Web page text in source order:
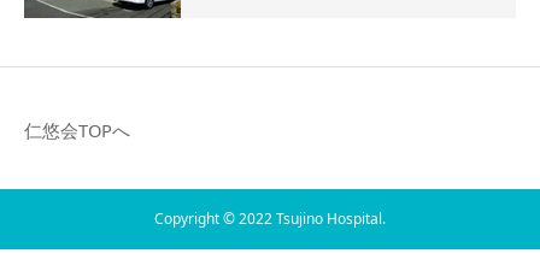
仁悠会TOPへ
Copyright © 2022 Tsujino Hospital.